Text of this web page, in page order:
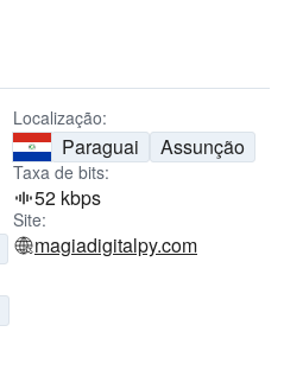
Localização:
Paraguai Assunção
Taxa de bits:
52 kbps
Site:
magiadigitalpy.com